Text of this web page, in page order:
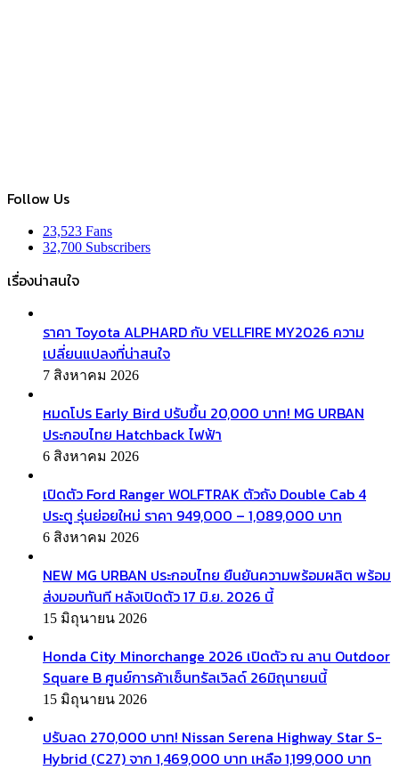
Follow Us
23,523 Fans
32,700 Subscribers
เรื่องน่าสนใจ
ราคา Toyota ALPHARD กับ VELLFIRE MY2026 ความ
เปลี่ยนแปลงที่น่าสนใจ
7 สิงหาคม 2026
หมดโปร Early Bird ปรับขึ้น 20,000 บาท! MG URBAN
ประกอบไทย Hatchback ไฟฟ้า
6 สิงหาคม 2026
เปิดตัว Ford Ranger WOLFTRAK ตัวถัง Double Cab 4
ประตู รุ่นย่อยใหม่ ราคา 949,000 – 1,089,000 บาท
6 สิงหาคม 2026
NEW MG URBAN ประกอบไทย ยืนยันความพร้อมผลิต พร้อม
ส่งมอบทันที หลังเปิดตัว 17 มิ.ย. 2026 นี้
15 มิถุนายน 2026
Honda City Minorchange 2026 เปิดตัว ณ ลาน Outdoor
Square B ศูนย์การค้าเซ็นทรัลเวิลด์ 26มิถุนายนนี้
15 มิถุนายน 2026
ปรับลด 270,000 บาท! Nissan Serena Highway Star S-
Hybrid (C27) จาก 1,469,000 บาท เหลือ 1,199,000 บาท